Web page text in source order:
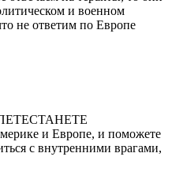
и военном
не ответим по Европе
и Европе, и поможете
с внутренними врагами,